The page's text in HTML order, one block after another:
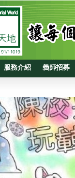
服務介紹 義師招募